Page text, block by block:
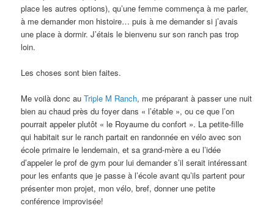
place les autres options), qu’une femme commença à me parler,
à me demander mon histoire… puis à me demander si j’avais
une place à dormir. J’étais le bienvenu sur son ranch pas trop
loin.
Les choses sont bien faites.
Me voilà donc auTriple M Ranch, me préparant à passer une nuit
bien au chaud près du foyer dans « l’étable », ou ce que l’on
pourrait appeler plutôt « le Royaume du confort ». La petite-fille
qui habitait sur le ranch partait en randonnée en vélo avec son
école primaire le lendemain, et sa grand-mère a eu l’idée
d’appeler le prof de gym pour lui demander s’il serait intéressant
pour les enfants que je passe à l’école avant qu’ils partent pour
présenter mon projet, mon vélo, bref, donner une petite
conférence improvisée!